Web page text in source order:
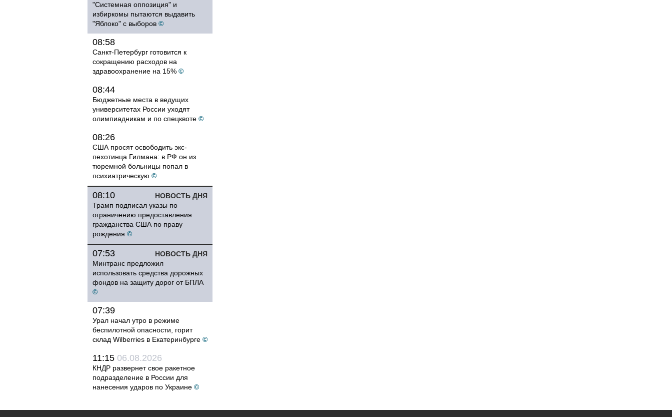
"Системная оппозиция" и
избиркомы пытаются выдавить
"Яблоко" с выборов ©
08:58
Санкт-Петербург готовится к
сокращению расходов на
здравоохранение на 15% ©
08:44
Бюджетные места в ведущих
университетах России уходят
олимпиадникам и по спецквоте ©
08:26
США просят освободить экс-
пехотинца Гилмана: в РФ он из
тюремной больницы попал в
психиатрическую ©
НОВОСТЬ ДНЯ
08:10
Трамп подписал указы по
ограничению предоставления
гражданства США по праву
рождения ©
НОВОСТЬ ДНЯ
07:53
Минтранс предложил
использовать средства дорожных
фондов на защиту дорог от БПЛА
©
07:39
Урал начал утро в режиме
беспилотной опасности, горит
склад Wilberries в Екатеринбурге ©
11:15 06.08.2026
КНДР развернет свое ракетное
подразделение в России для
нанесения ударов по Украине ©